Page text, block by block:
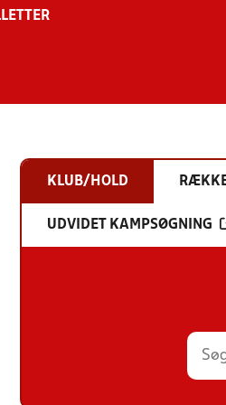
KLUB/HOLD
UDVIDET KAMPSØGNING